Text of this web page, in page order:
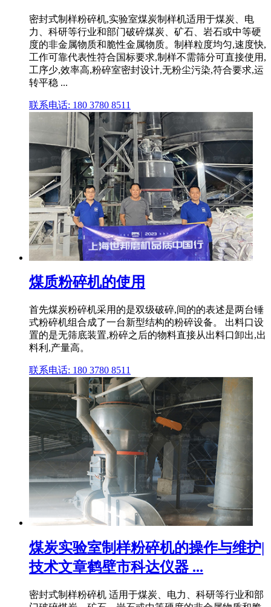
密封式制样粉碎机,实验室煤炭制样机适用于煤炭、电
力、科研等行业和部门破碎煤炭、矿石、岩石或中等硬
度的非金属物质和脆性金属物质。制样粒度均匀,速度快,
工作可靠代表性符合国标要求,制样不需筛分可直接使用,
工序少,效率高,粉碎室密封设计,无粉尘污染,符合要求,运
转平稳 ...
联系电话: 180 3780 8511
煤质粉碎机的使用
首先煤炭粉碎机采用的是双级破碎,间的的表述是两台锤
式粉碎机组合成了一台新型结构的粉碎设备。 出料口设
置的是无筛底装置,粉碎之后的物料直接从出料口卸出,出
料利,产量高。
联系电话: 180 3780 8511
煤炭实验室制样粉碎机的操作与维护|
技术文章鹤壁市科达仪器 ...
密封式制样粉碎机 适用于煤炭、电力、科研等行业和部